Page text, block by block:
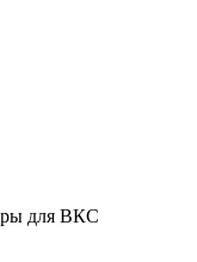
для ВКС